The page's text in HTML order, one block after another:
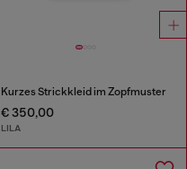
Kurzes Strickkleid im Zopfmuster
€ 350,00
LILA